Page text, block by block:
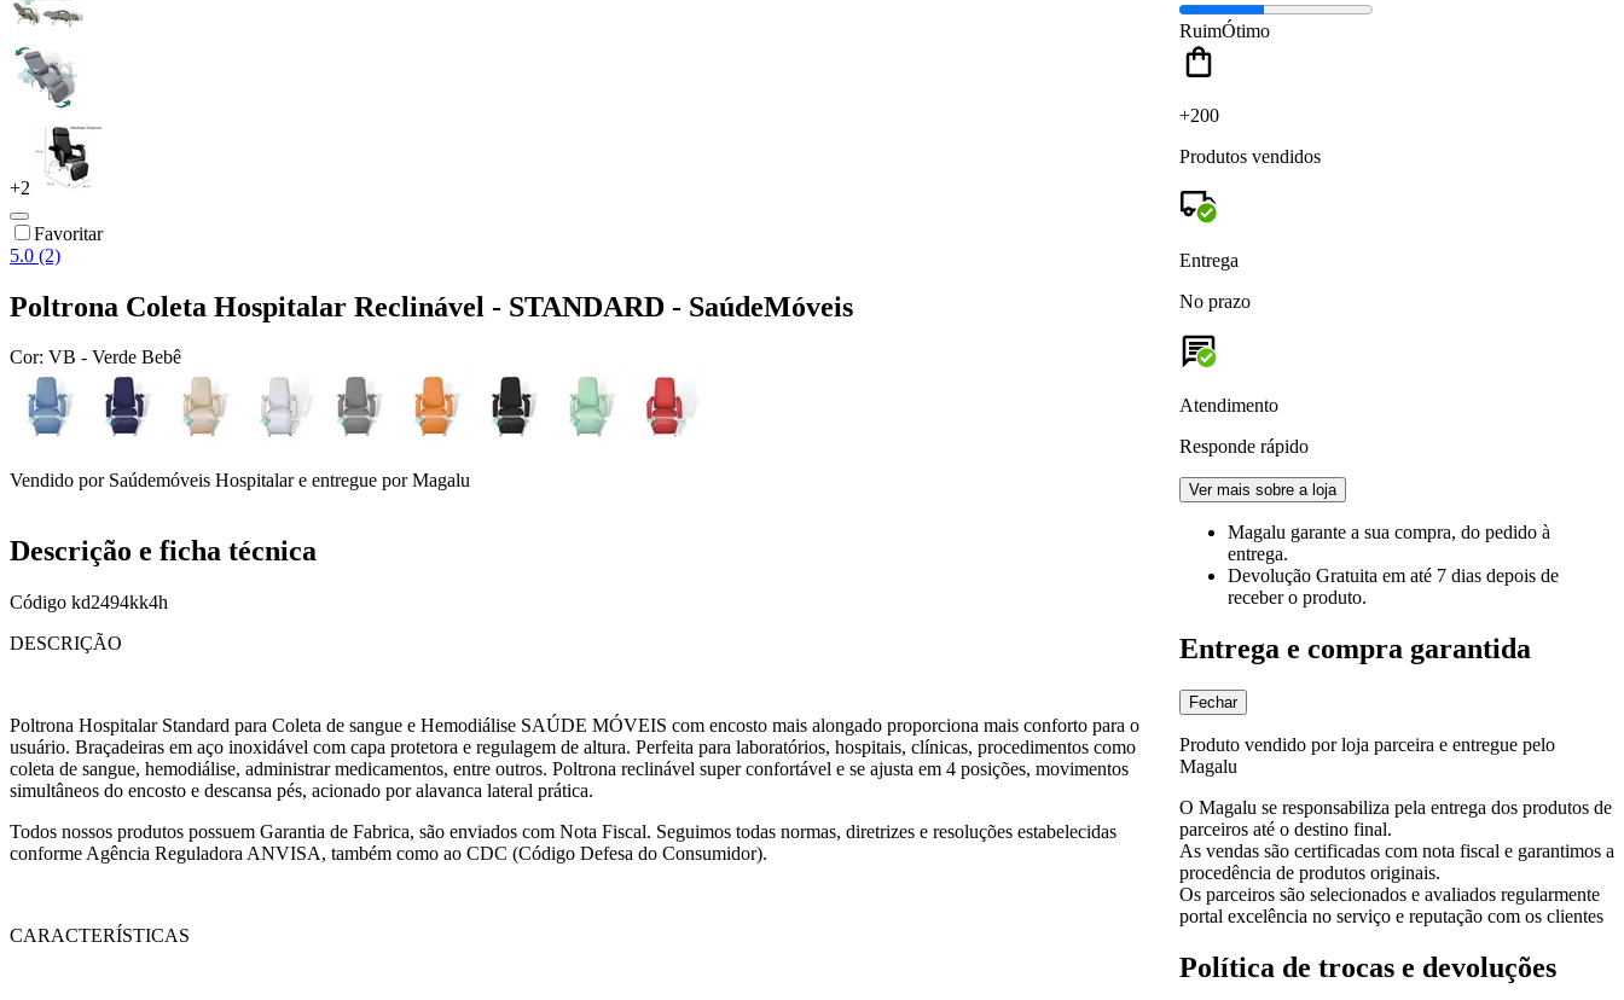
+2
Favoritar
5.0 (2)
Poltrona Coleta Hospitalar Reclinável - STANDARD - SaúdeMóveis
Cor: VB - Verde Bebê
Vendido por Saúdemóveis Hospitalare entregue por Magalu
RuimÓtimo
+200
Produtos vendidos
Entrega
No prazo
Atendimento
Responde rápido
Ver mais sobre a loja
Magalu garante a sua compra, do pedido à
entrega.
Devolução Gratuita em até 7 dias depois de
receber o produto.
Entrega e compra garantida
Fechar
Produto vendido por loja parceira e entregue pelo
Magalu
O Magalu se responsabiliza pela entrega dos produtos de
parceiros até o destino final.
As vendas são certificadas com nota fiscal e garantimos a
procedência de produtos originais.
Os parceiros são selecionados e avaliados regularmente
portal excelência no serviço e reputação com os clientes
Política de trocas e devoluções
Descrição e ficha técnica
Código kd2494kk4h
DESCRIÇÃO
Poltrona Hospitalar Standard para Coleta de sangue e Hemodiálise SAÚDE MÓVEIS com encosto mais alongado proporciona mais conforto para o
usuário. Braçadeiras em aço inoxidável com capa protetora e regulagem de altura. Perfeita para laboratórios, hospitais, clínicas, procedimentos como
coleta de sangue, hemodiálise, administrar medicamentos, entre outros. Poltrona reclinável super confortável e se ajusta em 4 posições, movimentos
simultâneos do encosto e descansa pés, acionado por alavanca lateral prática.
Todos nossos produtos possuem Garantia de Fabrica, são enviados com Nota Fiscal. Seguimos todas normas, diretrizes e resoluções estabelecidas
conforme Agência Reguladora ANVISA, também como ao CDC (Código Defesa do Consumidor).
CARACTERÍSTICAS